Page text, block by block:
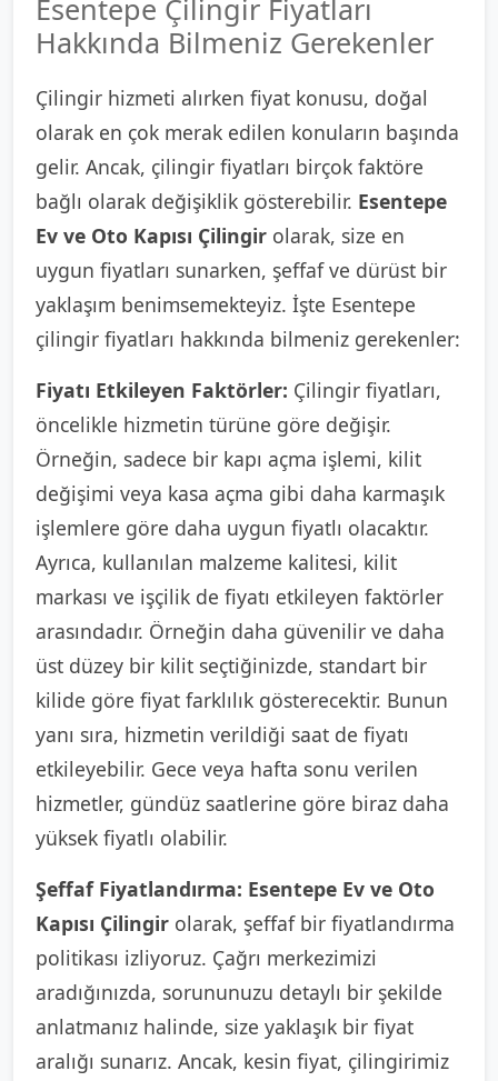
Esentepe Çilingir Fiyatları
Hakkında Bilmeniz Gerekenler
Çilingir hizmeti alırken fiyat konusu, doğal
olarak en çok merak edilen konuların başında
gelir. Ancak, çilingir fiyatları birçok faktöre
bağlı olarak değişiklik gösterebilir. Esentepe
Ev ve Oto Kapısı Çilingir olarak, size en
uygun fiyatları sunarken, şeffaf ve dürüst bir
yaklaşım benimsemekteyiz. İşte Esentepe
çilingir fiyatları hakkında bilmeniz gerekenler:
Fiyatı Etkileyen Faktörler: Çilingir fiyatları,
öncelikle hizmetin türüne göre değişir.
Örneğin, sadece bir kapı açma işlemi, kilit
değişimi veya kasa açma gibi daha karmaşık
işlemlere göre daha uygun fiyatlı olacaktır.
Ayrıca, kullanılan malzeme kalitesi, kilit
markası ve işçilik de fiyatı etkileyen faktörler
arasındadır. Örneğin daha güvenilir ve daha
üst düzey bir kilit seçtiğinizde, standart bir
kilide göre fiyat farklılık gösterecektir. Bunun
yanı sıra, hizmetin verildiği saat de fiyatı
etkileyebilir. Gece veya hafta sonu verilen
hizmetler, gündüz saatlerine göre biraz daha
yüksek fiyatlı olabilir.
Şeffaf Fiyatlandırma: Esentepe Ev ve Oto
Kapısı Çilingir olarak, şeffaf bir fiyatlandırma
politikası izliyoruz. Çağrı merkezimizi
aradığınızda, sorununuzu detaylı bir şekilde
anlatmanız halinde, size yaklaşık bir fiyat
aralığı sunarız. Ancak, kesin fiyat, çilingirimiz